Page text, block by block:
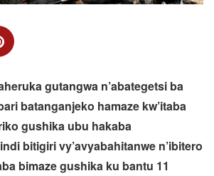
gutangwa n’abategetsi ba
batanganjeko hamaze kw’itaba
gushika ubu hakaba
bitigiri vy’avyabahitanwe n’ibitero
bimaze gushika ku bantu 11